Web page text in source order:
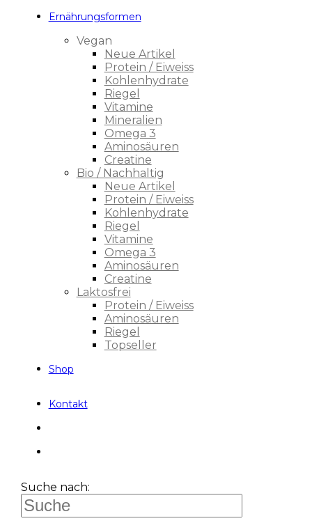
Ernährungsformen
Vegan
Neue Artikel
Protein / Eiweiss
Kohlenhydrate
Riegel
Vitamine
Mineralien
Omega 3
Aminosäuren
Creatine
Bio / Nachhaltig
Neue Artikel
Protein / Eiweiss
Kohlenhydrate
Riegel
Vitamine
Omega 3
Aminosäuren
Creatine
Laktosfrei
Protein / Eiweiss
Aminosäuren
Riegel
Topseller
Shop
Kontakt
Suche nach: